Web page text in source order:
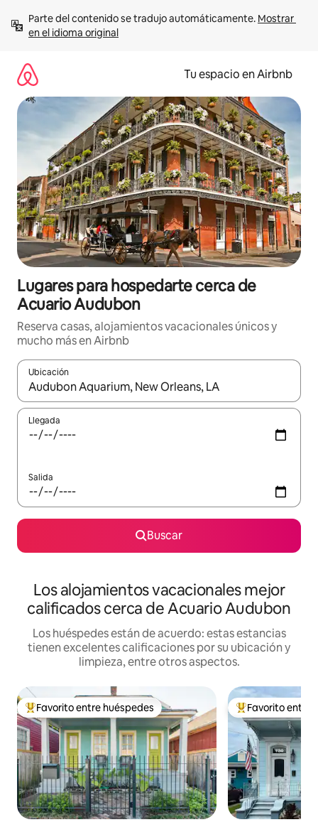
contenido
Parte del contenido se tradujo automáticamente. Mostrar
en el idioma original
Tu espacio en Airbnb
Lugares para hospedarte cerca de
Acuario Audubon
Reserva casas, alojamientos vacacionales únicos y
mucho más en Airbnb
Ubicación
Cuando los resultados estén disponibles, podrás navegar
Llegada
Salida
Buscar
Los alojamientos vacacionales mejor
calificados cerca de Acuario Audubon
Los huéspedes están de acuerdo: estas estancias
tienen excelentes calificaciones por su ubicación y
limpieza, entre otros aspectos.
De los mejores en Favorito entre huéspedes
Favorito entre huéspedes De los mejores
Favorito entre